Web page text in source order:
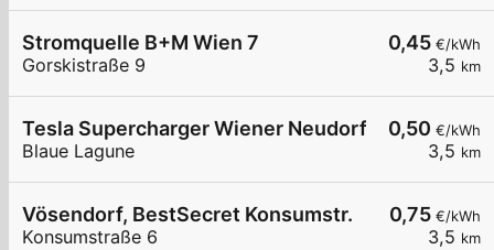
0,45 €/kWh
3,5 km
Stromquelle B+M Wien 7
Gorskistraße 9
0,50 €/kWh
3,5 km
Tesla Supercharger Wiener Neudorf, Austria
Blaue Lagune
0,75 €/kWh
3,5 km
Vösendorf, BestSecret Konsumstr.
Konsumstraße 6